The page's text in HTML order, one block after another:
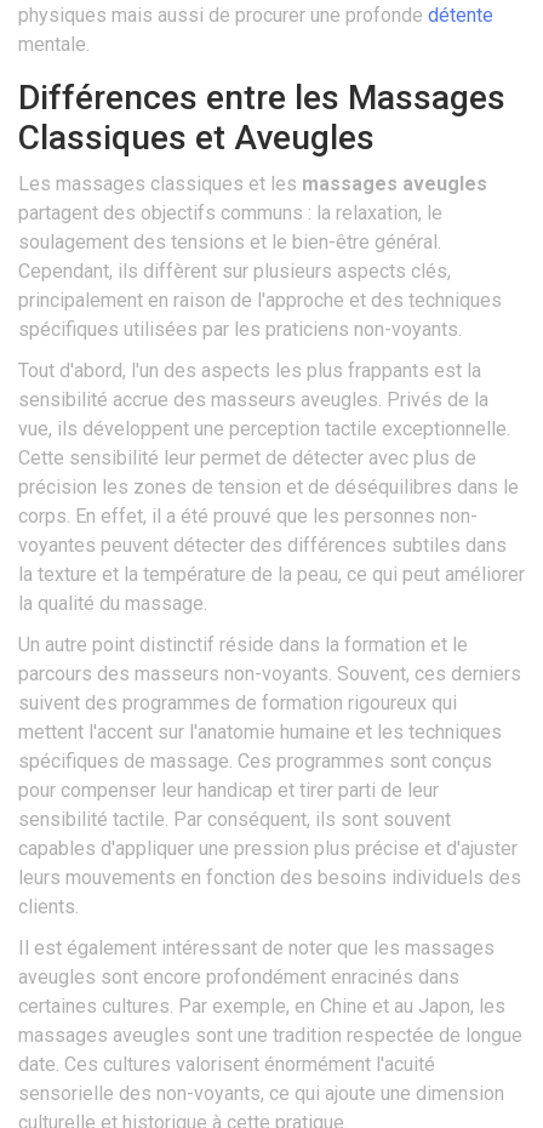
physiques mais aussi de procurer une profonde détente
mentale.
Différences entre les Massages
Classiques et Aveugles
Les massages classiques et les massages aveugles
partagent des objectifs communs : la relaxation, le
soulagement des tensions et le bien-être général.
Cependant, ils diffèrent sur plusieurs aspects clés,
principalement en raison de l'approche et des techniques
spécifiques utilisées par les praticiens non-voyants.
Tout d'abord, l'un des aspects les plus frappants est la
sensibilité accrue des masseurs aveugles. Privés de la
vue, ils développent une perception tactile exceptionnelle.
Cette sensibilité leur permet de détecter avec plus de
précision les zones de tension et de déséquilibres dans le
corps. En effet, il a été prouvé que les personnes non-
voyantes peuvent détecter des différences subtiles dans
la texture et la température de la peau, ce qui peut améliorer
la qualité du massage.
Un autre point distinctif réside dans la formation et le
parcours des masseurs non-voyants. Souvent, ces derniers
suivent des programmes de formation rigoureux qui
mettent l'accent sur l'anatomie humaine et les techniques
spécifiques de massage. Ces programmes sont conçus
pour compenser leur handicap et tirer parti de leur
sensibilité tactile. Par conséquent, ils sont souvent
capables d'appliquer une pression plus précise et d'ajuster
leurs mouvements en fonction des besoins individuels des
clients.
Il est également intéressant de noter que les massages
aveugles sont encore profondément enracinés dans
certaines cultures. Par exemple, en Chine et au Japon, les
massages aveugles sont une tradition respectée de longue
date. Ces cultures valorisent énormément l'acuité
sensorielle des non-voyants, ce qui ajoute une dimension
culturelle et historique à cette pratique.